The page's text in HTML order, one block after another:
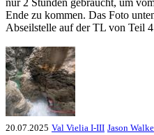
nur 2 Stunden gebraucht, um
Ende zu kommen. Das Foto
Abseilstelle auf der TL von Teil
20.07.2025 Val Vielia I-III Jason